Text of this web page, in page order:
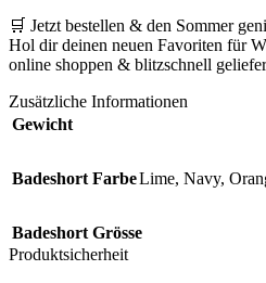
🛒 Jetzt bestellen & den Sommer
Hol dir deinen neuen Favoriten für
online shoppen & blitzschnell
Zusätzliche Informationen
Gewicht
Badeshort FarbeLime, Navy,
Badeshort Grösse
Produktsicherheit